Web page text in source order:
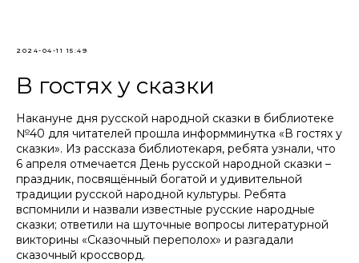
2024-04-11 15:49
В гостях у сказки
Накануне дня русской народной сказки в библиотеке
№40 для читателей прошла информминутка «В гостях у
сказки». Из рассказа библиотекаря, ребята узнали, что
6 апреля отмечается День русской народной сказки –
праздник, посвящённый богатой и удивительной
традиции русской народной культуры. Ребята
вспомнили и назвали известные русские народные
сказки; ответили на шуточные вопросы литературной
викторины «Сказочный переполох» и разгадали
сказочный кроссворд.